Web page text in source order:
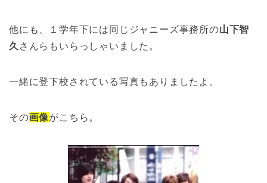
他にも、１学年下には同じジャニーズ事務所の山下智
久 さんらもいらっしゃいました。
一緒に登下校されている写真もありましたよ。
その画像がこちら。